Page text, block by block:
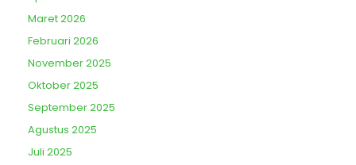
Maret 2026
Februari 2026
November 2025
Oktober 2025
September 2025
Agustus 2025
Juli 2025